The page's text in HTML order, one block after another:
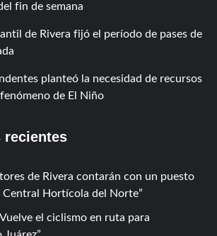
fin de semana
de Rivera fijó el período de pases de
planteó la necesidad de recursos
de El Niño
recientes
de Rivera contarán con un puesto
Central Hortícola del Norte
Vuelve el ciclismo en ruta para